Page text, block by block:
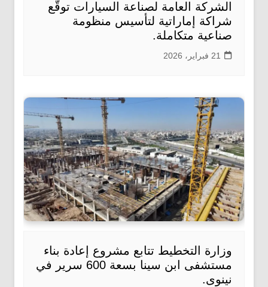
الشركة العامة لصناعة السيارات توقّع
شراكة إماراتية لتأسيس منظومة
صناعية متكاملة.
21 فبراير، 2026
وزارة التخطيط تتابع مشروع إعادة بناء
مستشفى ابن سينا بسعة 600 سرير في
نينوى.